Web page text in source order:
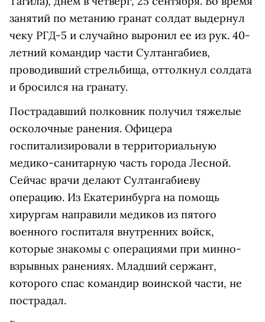
занятий по метанию гранат солдат выдернул
чеку РГД-5 и случайно выронил ее из рук. 40-
летний командир части Султангабиев,
проводивший стрельбища, оттолкнул солдата
и бросился на гранату.
Пострадавший полковник получил тяжелые
осколочные ранения. Офицера
госпитализировали в территориальную
медико-санитарную часть города Лесной.
Сейчас врачи делают Султангабиеву
операцию. Из Екатеринбурга на помощь
хирургам направили медиков из пятого
военного госпиталя внутренних войск,
которые знакомы с операциями при минно-
взрывных ранениях. Младший сержант,
которого спас командир воинской части, не
пострадал.